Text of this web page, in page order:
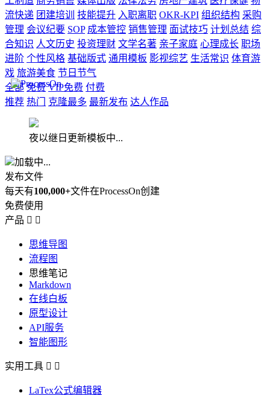
流快递 团建培训 技能提升 入职离职 OKR-KPI 组织结构 采购
管理 会议纪要 SOP 成本管控 销售管理 面试技巧 计划总结 综
合知识 人文历史 投资理财 文学名著 亲子家庭 心理成长 职场
进阶 个性风格 基础版式 通用模板 影视综艺 生活常识 体育游
戏 旅游美食 节日节气
全部 免费 VIP免费 付费
推荐 热门 克隆最多 最新发布 达人作品
夜以继日更新模板中...
加载中...
发布文件
每天有100,000+文件在ProcessOn创建
免费使用
产品  
思维导图
流程图
思维笔记
Markdown
在线白板
原型设计
API服务
智能图形
实用工具  
LaTex公式编辑器